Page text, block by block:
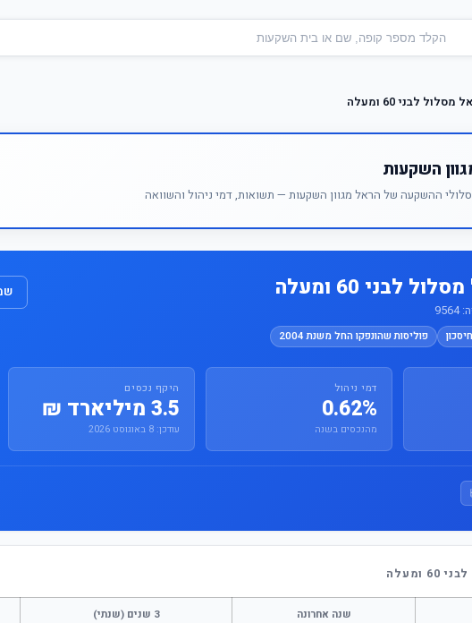
מסלול לבני 60 ומעלה
השקעות
ההשקעה של הראל מגוון השקעות — תשואות, דמי ניהול והשוואה
לבני 60 ומעלה
פוליסות שהונפקו החל משנת 2004
דמי ניהול
0.62%
מהנכסים בשנה
היקף נכסים
3.5 מיליארד ₪
עודכן: 8 באוגוסט 2026
שנה אחרונה 3 שנים (שנתי)